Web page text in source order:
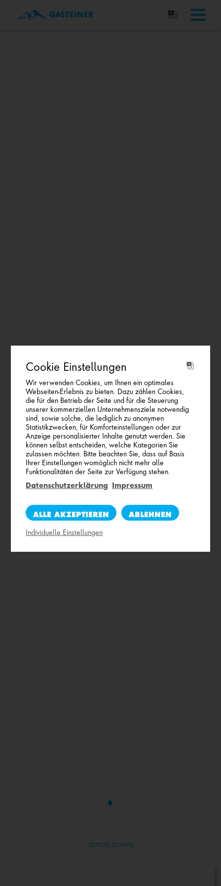
NATÜRLICH UND REIN.
DER URSPRUNG
UNSERES WASSERS.
Mitten im Naturschutzgebiet der Hohen Tauern, dem
größten europäischen Alpennationalpark, entspringt
Gasteiner Mineralwasser. Dank dieser geschützten
Herkunft bleibt die Reinheit unseres Wassers unberührt
und in jeder Flasche bringt es die Kraft der Natur in
SCROLL DOWN
Unsere wichtigsten Zutaten: Unberührte
Bergwelt und viel Zeit.
Schlechtes Wetter?
Wir nennen es eher den Beginn einer
wunderbaren Reise.
Millionen Jahre Erfahrung in der Filterung
und Mineralisierung
Ein langer Prozess, der ein kostbares Produkt
entstehen lässt.
Cookie Einstellungen
Wir verwenden Cookies, um Ihnen ein optimales
Webseiten-Erlebnis zu bieten. Dazu zählen Cookies,
die für den Betrieb der Seite und für die Steuerung
unserer kommerziellen Unternehmensziele notwendig
sind, sowie solche, die lediglich zu anonymen
Statistikzwecken, für Komforteinstellungen oder zur
Anzeige personalisierter Inhalte genutzt werden. Sie
können selbst entscheiden, welche Kategorien Sie
zulassen möchten. Bitte beachten Sie, dass auf Basis
Ihrer Einstellungen womöglich nicht mehr alle
Funktionalitäten der Seite zur Verfügung stehen.
Datenschutzerklärung Impressum
ALLE AKZEPTIEREN ABLEHNEN
Individuelle Einstellungen